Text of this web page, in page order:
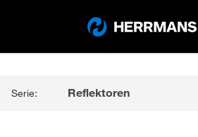
Serie: Reflektoren